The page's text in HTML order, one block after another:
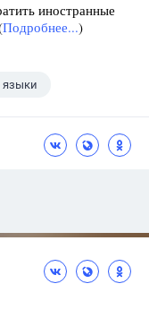
иностранные
Подробнее...)
языки